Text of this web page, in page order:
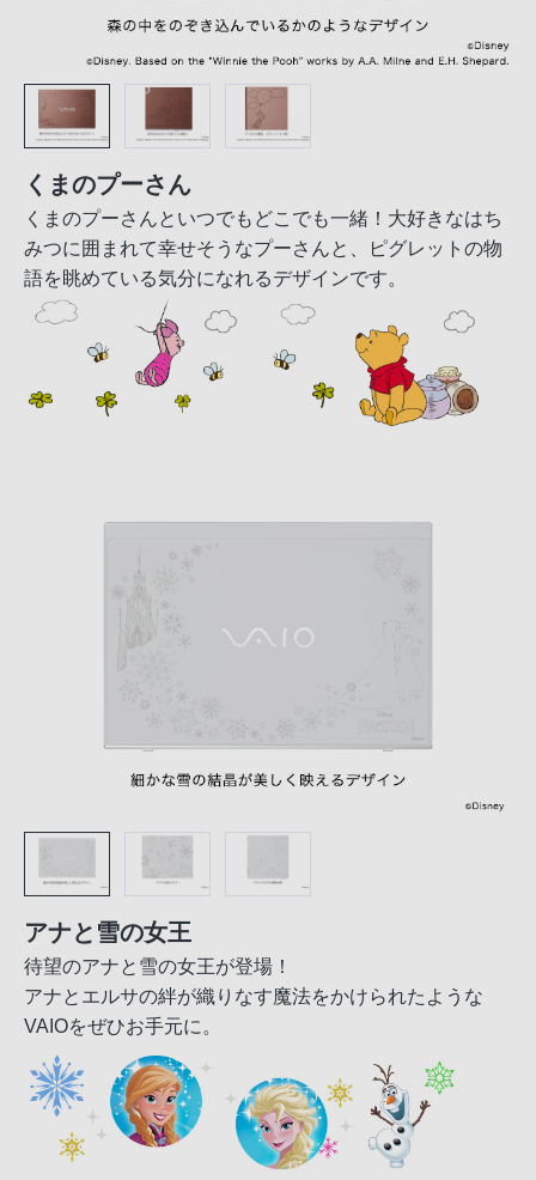
くまのプーさん
くまのプーさんといつでもどこでも一緒！大好きなはち
みつに囲まれて幸せそうなプーさんと、ピグレットの物
語を眺めている気分になれるデザインです。
アナと雪の女王
待望のアナと雪の女王が登場！
アナとエルサの絆が織りなす魔法をかけられたような
VAIOをぜひお手元に。